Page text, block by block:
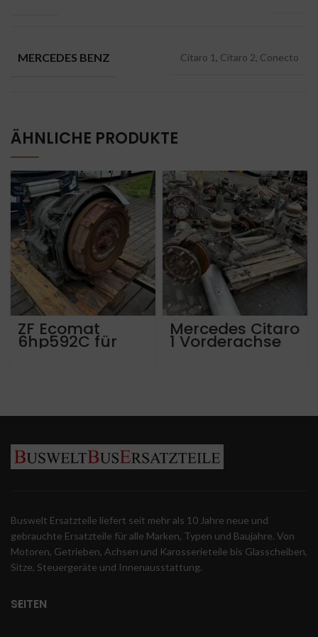
MERCEDES BENZ Citaro 1, Citaro 2, Conecto
ÄHNLICHE PRODUKTE
ZF Ecomat
6hp592C für
Mercedes, ca
Mercedes Citaro
1 Vorderachse
Buswelt Ersatzteile liefert seit mehr als 10 Jahre neue und
gebrauchte Ersatzteile für alle Marken, Typen und Baujahre. Von
Motoren, Getrieben, Achsen und Karosserieteile bis Glasscheiben,
Sitze, Steuergeräte und Innenausstattung.
SEITEN